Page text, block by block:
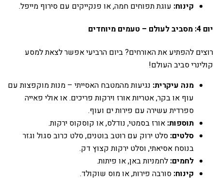
קינוח: עוגת תפוחים חמה, או פנקייקים עם סירוף מייפל.
יום 4: מסביב לעולם – טעמים מיוחדים
רוצים להפתיע את האורחים? ביום הרביעי אפשר לצאת למסע
קולינרי סביב העולם!
מנה עיקרית: נגיעות מהמטבח האסייתי – מנות מוקפצות עם
עוף או בקר, אטריות אורז וירקות פריכים. או אולי פאייה
ספרדית עשירה עם פירות ים ועוף.
תוספות: אורז בסמטי, נודלס, או קוסקוס ירקות.
סלטים: סלט ירוק עם רוטב בוטנים, סלט כרוב סגול וגזר
בנוסח אסיאתי, וסלט ירקות קצוץ דק.
לחמים: לחמניות באן, או פיתות.
קינוח: סורבה פירות, או מוס שוקולד.